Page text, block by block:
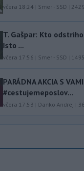
včera 18:24 | Smer - SSD |
T. Gašpar: Kto
Isto ...
včera 17:56 | Smer - SSD |
PARÁDNA AKCIA S
#cestujemeposlov...
včera 17:53 | Danko Andrej |